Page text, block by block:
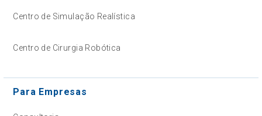
Centro de Simulação Realística
Centro de Cirurgia Robótica
Para Empresas